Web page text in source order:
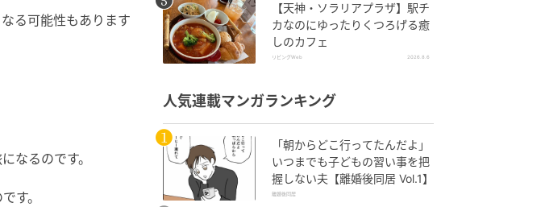
る可能性もあります
なるのです。
す。
【天神・ソラリアプラザ】駅チ
カなのにゆったりくつろげる癒
しのカフェ
リビングWeb 2026.8.6
人気連載マンガランキング
「朝からどこ行ってたんだよ」
いつまでも子どもの習い事を把
握しない夫【離婚後同居 Vol.1】
離婚後同居